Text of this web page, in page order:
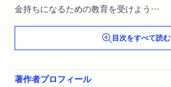
金持ちになるための教育を受けよう
ビジネスの知恵が投資の知恵となる
不動産バブルのなかで賢く投資する〔ほか〕
目次をすべて読む
著作者プロフィール